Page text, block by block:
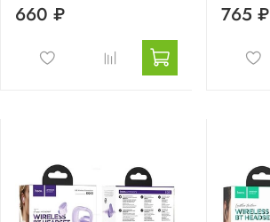
660 ₽ 765 ₽